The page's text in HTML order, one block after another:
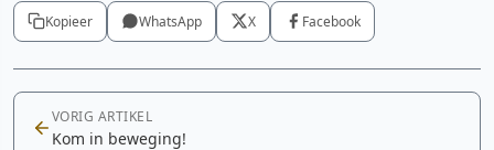
Cookie-instellingen aanpassen
Kopieer WhatsApp X Facebook
VORIG ARTIKEL
Kom in beweging!